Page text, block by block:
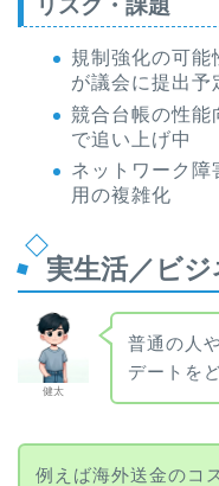
リスク・課題
規制強化の可
が議会に提出予
競合台帳の性能
で追い上げ中
ネットワーク障
用の複雑化
実生活／ビジ
健太
普通の人
デートを
例えば海外送金のコ